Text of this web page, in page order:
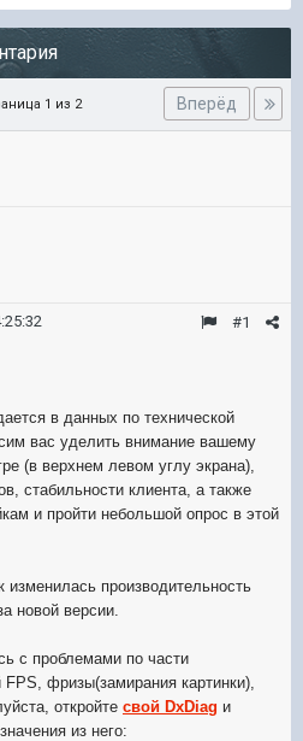
Вперёд
1 из 2
#1
в данных по технической
вас уделить внимание вашему
(в верхнем левом углу экрана),
стабильности клиента, а также
и пройти небольшой опрос в этой
изменилась производительность
новой версии.
с проблемами по части
FPS, фризы(замирания картинки),
откройте свой DxDiag и
из него: